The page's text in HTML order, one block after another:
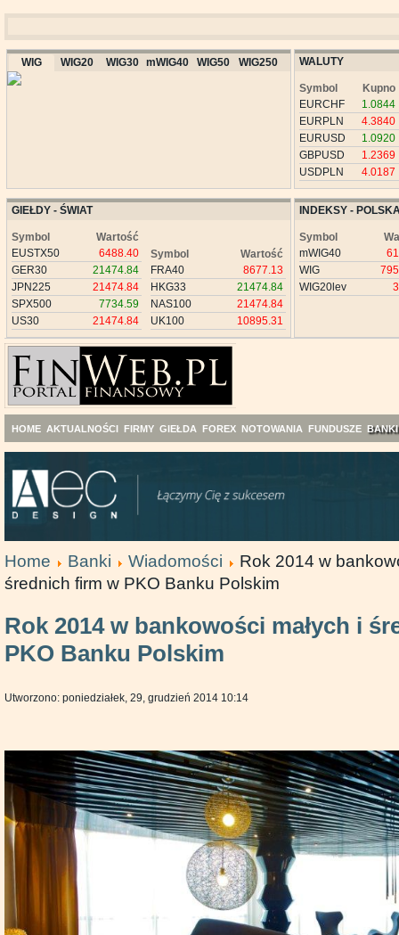
WIG WIG20 WIG30 mWIG40 WIG50 WIG250 WALUTY
Symbol
Kupno
EURCHF
1.0844
EURPLN
4.3840
EURUSD
1.0920
GBPUSD
1.2369
USDPLN
4.0187
GIEŁDY - ŚWIAT
Symbol
Wartość
EUSTX50
6488.40
GER30
21474.84
JPN225
21474.84
SPX500
7734.59
US30
21474.84
Symbol
Wartość
FRA40
8677.13
HKG33
21474.84
NAS100
21474.84
UK100
10895.31
INDEKSY -
Symbol
mWIG40
WIG
WIG20lev
HOME AKTUALNOŚCI FIRMY GIEŁDA FOREX NOTOWANIA FUNDUSZE BANKI
Home Banki Wiadomości
Rok 2014 w
średnich firm w PKO Banku Polskim
Rok 2014 w bankowości małych i
PKO Banku Polskim
Utworzono: poniedziałek, 29, grudzień 2014 10:14